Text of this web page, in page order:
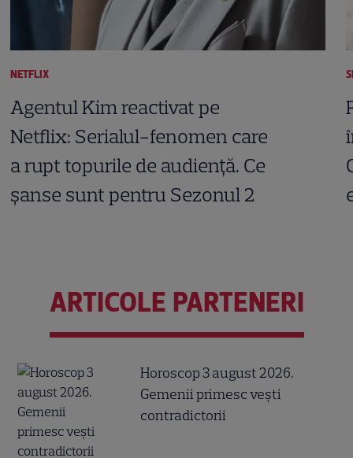
NETFLIX
Agentul Kim reactivat pe
Netflix: Serialul-fenomen care
a rupt topurile de audiență. Ce
șanse sunt pentru Sezonul 2
ARTICOLE PARTENERI
Horoscop 3 august 2026.
Gemenii primesc vești
contradictorii